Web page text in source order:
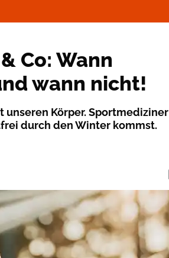
Co: Wann
wann nicht!
unseren Körper. Sportmediziner
durch den Winter kommst.